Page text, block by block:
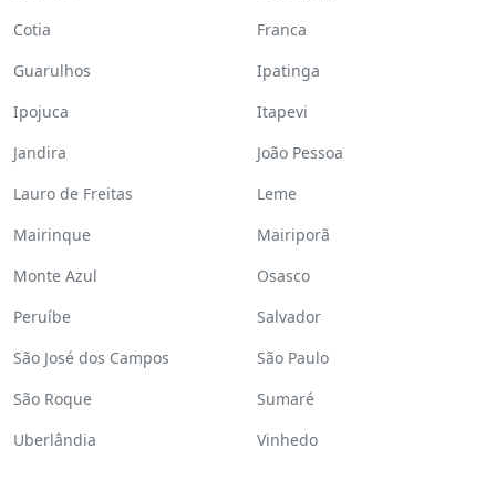
Cotia
Franca
Guarulhos
Ipatinga
Ipojuca
Itapevi
Jandira
João Pessoa
Lauro de Freitas
Leme
Mairinque
Mairiporã
Monte Azul
Osasco
Peruíbe
Salvador
São José dos Campos
São Paulo
São Roque
Sumaré
Uberlândia
Vinhedo